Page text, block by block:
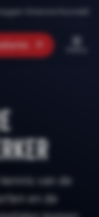
Onenine Konnekt
van de
en de